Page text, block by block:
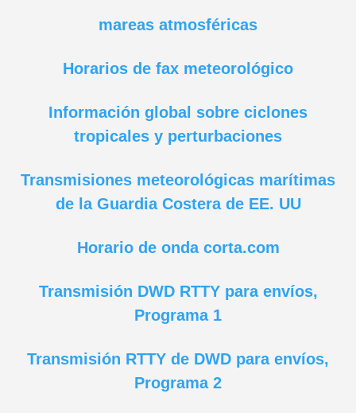
mareas atmosféricas
Horarios de fax meteorológico
Información global sobre ciclones
tropicales y perturbaciones
Transmisiones meteorológicas marítimas
de la Guardia Costera de EE. UU
Horario de onda corta.com
Transmisión DWD RTTY para envíos,
Programa 1
Transmisión RTTY de DWD para envíos,
Programa 2